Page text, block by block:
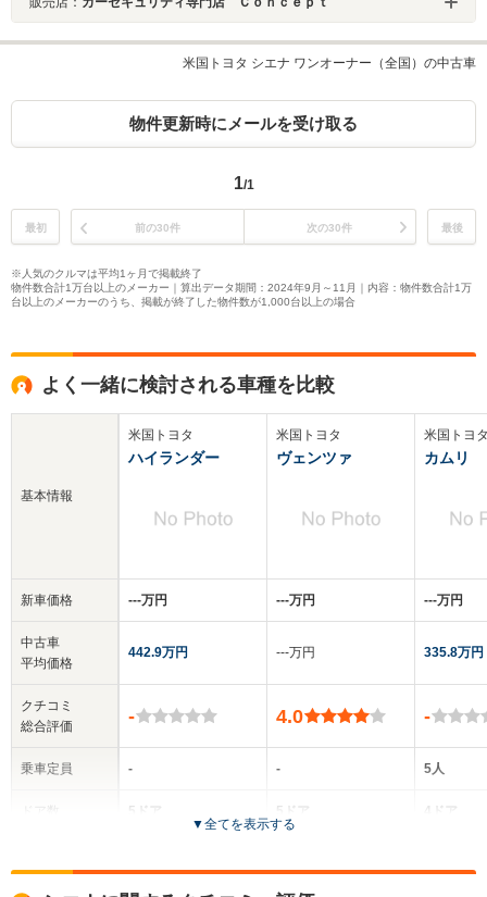
米国トヨタ シエナ ワンオーナー（全国）の中古車
物件更新時にメールを受け取る
1/1
最初 前の30件 次の30件 最後
※人気のクルマは平均1ヶ月で掲載終了
物件数合計1万台以上のメーカー｜算出データ期間：2024年9月～11月｜内容：物件数合計1万
台以上のメーカーのうち、掲載が終了した物件数が1,000台以上の場合
よく一緒に検討される車種を比較
基本情報
新車価格
中古車
平均価格
クチコミ
総合評価
乗車定員
米国トヨタ
ハイランダー
‐‐‐万円
442.9万円
-
-
5ドア
全高
米国トヨタ
ヴェンツァ
‐‐‐万円
‐‐‐万円
4.0
-
5ドア
全高
米国トヨ
カムリ
‐‐‐万円
335.8万円
-
5人
4ドア
▼全てを表示する